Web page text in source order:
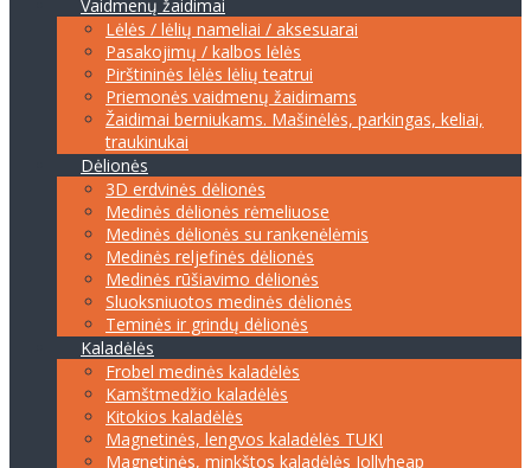
Vaidmenų žaidimai
Lėlės / lėlių nameliai / aksesuarai
Pasakojimų / kalbos lėlės
Pirštininės lėlės lėlių teatrui
Priemonės vaidmenų žaidimams
Žaidimai berniukams. Mašinėlės, parkingas, keliai,
traukinukai
Dėlionės
3D erdvinės dėlionės
Medinės dėlionės rėmeliuose
Medinės dėlionės su rankenėlėmis
Medinės reljefinės dėlionės
Medinės rūšiavimo dėlionės
Sluoksniuotos medinės dėlionės
Teminės ir grindų dėlionės
Kaladėlės
Frobel medinės kaladėlės
Kamštmedžio kaladėlės
Kitokios kaladėlės
Magnetinės, lengvos kaladėlės TUKI
Magnetinės, minkštos kaladėlės Jollyheap